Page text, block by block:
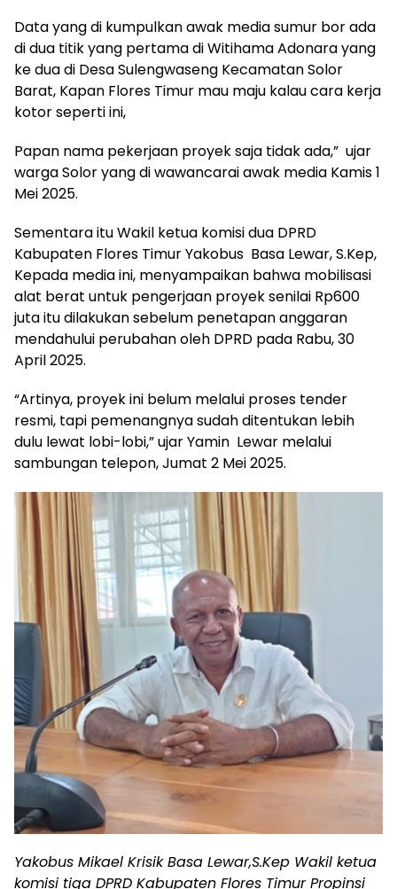
Data yang di kumpulkan awak media sumur bor ada
di dua titik yang pertama di Witihama Adonara yang
ke dua di Desa Sulengwaseng Kecamatan Solor
Barat, Kapan Flores Timur mau maju kalau cara kerja
kotor seperti ini,
Papan nama pekerjaan proyek saja tidak ada,” ujar
warga Solor yang di wawancarai awak media Kamis 1
Mei 2025.
Sementara itu Wakil ketua komisi dua DPRD
Kabupaten Flores Timur Yakobus Basa Lewar, S.Kep,
Kepada media ini, menyampaikan bahwa mobilisasi
alat berat untuk pengerjaan proyek senilai Rp600
juta itu dilakukan sebelum penetapan anggaran
mendahului perubahan oleh DPRD pada Rabu, 30
April 2025.
“Artinya, proyek ini belum melalui proses tender
resmi, tapi pemenangnya sudah ditentukan lebih
dulu lewat lobi-lobi,” ujar Yamin Lewar melalui
sambungan telepon, Jumat 2 Mei 2025.
Yakobus Mikael Krisik Basa Lewar,S.Kep Wakil ketua
komisi tiga DPRD Kabupaten Flores Timur Propinsi